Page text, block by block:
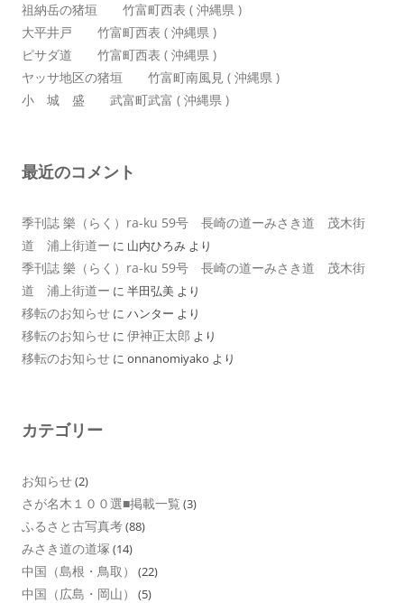
祖納岳の猪垣 竹富町西表 ( 沖縄県 )
大平井戸 竹富町西表 ( 沖縄県 )
ピサダ道 竹富町西表 ( 沖縄県 )
ヤッサ地区の猪垣 竹富町南風見 ( 沖縄県 )
小 城 盛 武富町武富 ( 沖縄県 )
最近のコメント
季刊誌 樂（らく）ra-ku 59号 長崎の道ーみさき道 茂木街
道 浦上街道ー に 山内ひろみ より
季刊誌 樂（らく）ra-ku 59号 長崎の道ーみさき道 茂木街
道 浦上街道ー に 半田弘美 より
移転のお知らせ に ハンター より
移転のお知らせ に 伊神正太郎 より
移転のお知らせ に onnanomiyako より
カテゴリー
お知らせ(2)
さが名木１００選■掲載一覧 (3)
ふるさと古写真考(88)
みさき道の道塚 (14)
中国（島根・鳥取） (22)
中国（広島・岡山） (5)